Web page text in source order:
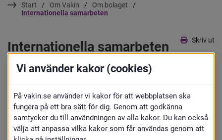
Start Om Vakin
Om bolaget
Internationella samarbeten
Skriv ut
Internationella samarbeten
Vi delar med oss av vår kompetens
regionalt, nationellt och internationellt, i
syfte att tillsammans bygga det hållbara
samhället och uppfylla de globala
Vi använder kakor (cookies)
På vakin.se använder vi kakor för att webbplatsen ska
fungera på ett bra sätt för dig. Genom att godkänna
samtycker du till användningen av alla kakor. Du kan också
välja att anpassa vilka kakor som får användas genom att